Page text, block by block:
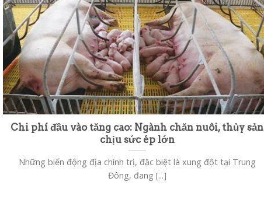
Chi phí đầu vào tăng cao: Ngành chăn nuôi, thủy sản
chịu sức ép lớn
Những biến động địa chính trị, đặc biệt là xung đột tại Trung
Đông, đang [...]